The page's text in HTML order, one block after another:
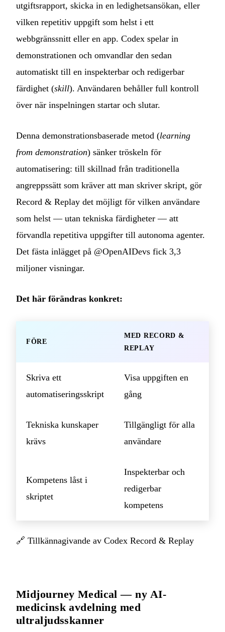
utgiftsrapport, skicka in en ledighetsansökan, eller
vilken repetitiv uppgift som helst i ett
webbgränssnitt eller en app. Codex spelar in
demonstrationen och omvandlar den sedan
automatiskt till en inspekterbar och redigerbar
färdighet (skill). Användaren behåller full kontroll
över när inspelningen startar och slutar.
Denna demonstrationsbaserade metod (learning
from demonstration) sänker tröskeln för
automatisering: till skillnad från traditionella
angreppssätt som kräver att man skriver skript, gör
Record & Replay det möjligt för vilken användare
som helst — utan tekniska färdigheter — att
förvandla repetitiva uppgifter till autonoma agenter.
Det fästa inlägget på @OpenAIDevs fick 3,3
miljoner visningar.
Det här förändras konkret:
FÖRE
MED RECORD &
REPLAY
Skriva ett
automatiseringsskript
Visa uppgiften en
gång
Tekniska kunskaper
krävs
Tillgängligt för alla
användare
Kompetens låst i
skriptet
Inspekterbar och
redigerbar
kompetens
🔗 Tillkännagivande av Codex Record & Replay
Midjourney Medical — ny AI-
medicinsk avdelning med
ultraljudsskanner